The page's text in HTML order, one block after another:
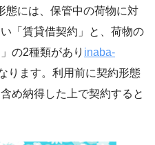
態には、保管中の荷物に対
「賃貸借契約」と、荷物の
の2種類があり inaba-
ります。利用前に契約形態
め納得した上で契約すると